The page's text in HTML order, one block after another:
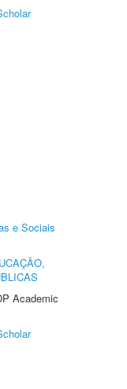
e Sociais
Academic